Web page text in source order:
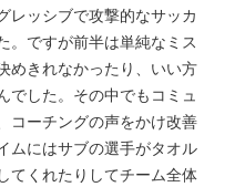
レッシブで攻撃的なサッカ
。ですが前半は単純なミス
めきれなかったり、いい方
でした。その中でもコミュ
コーチングの声をかけ改善
ムにはサブの選手がタオル
てくれたりしてチーム全体